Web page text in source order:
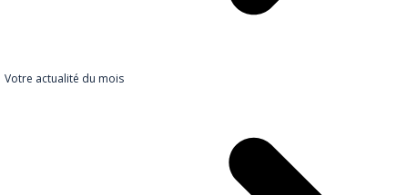
Votre actualité du mois